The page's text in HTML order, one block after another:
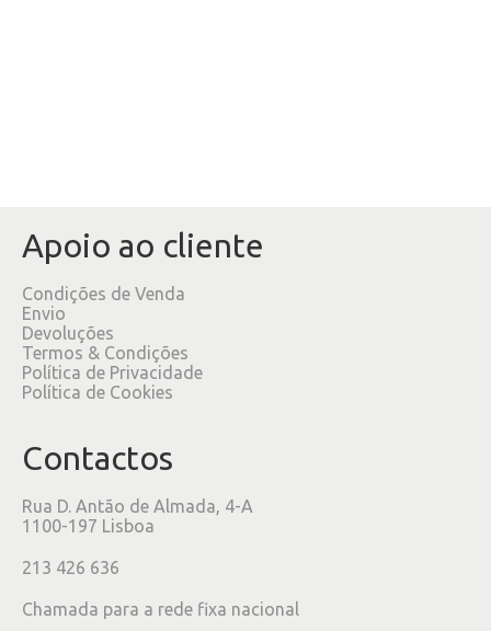
Apoio ao cliente
Condições de Venda
Envio
Devoluções
Termos & Condições
Política de Privacidade
Política de Cookies
Contactos
Rua D. Antão de Almada, 4-A
1100-197 Lisboa
213 426 636
Chamada para a rede fixa nacional